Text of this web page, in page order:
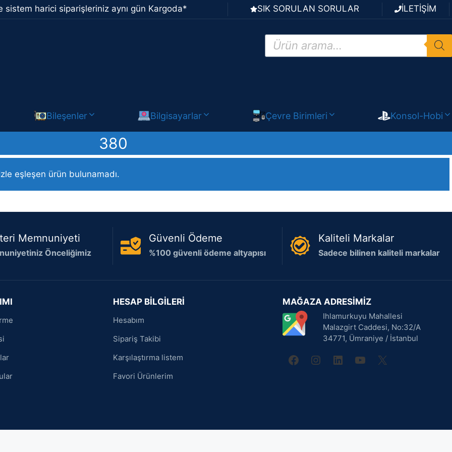
harici siparişleriniz aynı gün Kargoda* SIK SORULAN SORULAR İLETİŞİM
Products
search
Bileşenler Bilgisayarlar Çevre Birimleri Konsol-Hobi
380
eşleşen ürün bulunamadı.
Memnuniyeti
Önceliğimiz
Güvenli Ödeme
%100 güvenli ödeme altyapısı
Kaliteli Markalar
Sadece bilinen kaliteli markalar
HESAP BİLGİLERİ
Hesabım
Sipariş Takibi
Karşılaştırma listem
Favori Ürünlerim
MAĞAZA ADRESİMİZ
Ihlamurkuyu Mahallesi
Malazgirt Caddesi, No:32/A
34771, Ümraniye / İstanbul
facebook
instagram
linkedinyoutube
X